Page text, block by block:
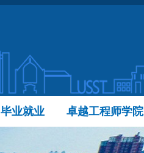
毕业就业 卓越工程师学院